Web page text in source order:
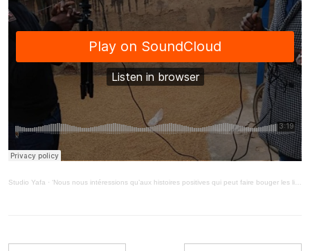
Studio Yafa · ‘Nous nous intéressions qu’aux histoires positives qui peut faire bouger les lignes'(MiniMag10/9/20)